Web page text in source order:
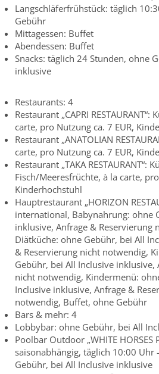
Langschläferfrühstück: täglich
Gebühr
Mittagessen: Buffet
Abendessen: Buffet
Snacks: täglich 24 Stunden, ohne
inklusive
Restaurants: 4
Restaurant „CAPRI
carte, pro Nutzung ca. 7 EUR,
Restaurant „ANATOLIAN
carte, pro Nutzung ca. 7 EUR,
Restaurant „TAKA RESTAURANT“:
Fisch/Meeresfrüchte, à la carte,
Kinderhochstuhl
Hauptrestaurant „HORIZON
international, Babynahrung: ohne
inklusive, Anfrage & Reservierung
Diätküche: ohne Gebühr, bei All
& Reservierung nicht notwendig,
Gebühr, bei All Inclusive inklusive,
nicht notwendig, Kindermenü:
Inclusive inklusive, Anfrage &
notwendig, Buffet, ohne Gebühr
Bars & mehr: 4
Lobbybar: ohne Gebühr, bei All
Poolbar Outdoor „WHITE HORSES
saisonabhängig, täglich 10:00 Uhr
Gebühr, bei All Inclusive inklusive